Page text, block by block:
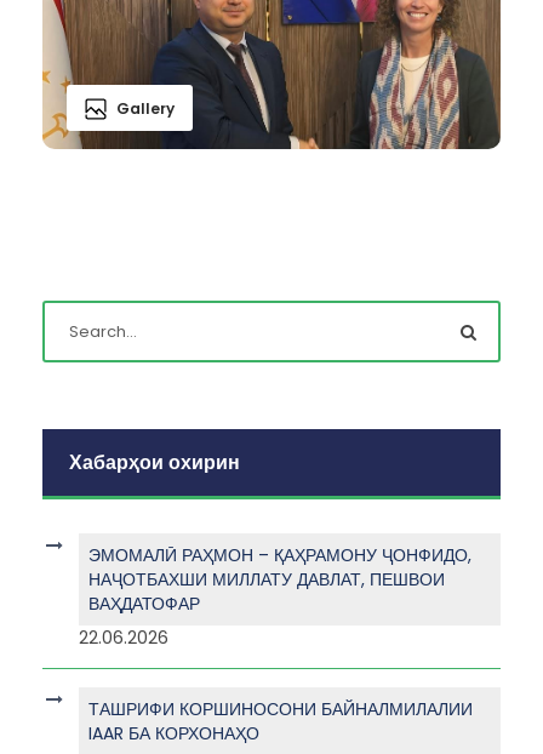
Gallery
Хабарҳои охирин
ЭМОМАЛӢ РАҲМОН – ҚАҲРАМОНУ ҶОНФИДО,
НАҶОТБАХШИ МИЛЛАТУ ДАВЛАТ, ПЕШВОИ
ВАҲДАТОФАР
22.06.2026
ТАШРИФИ КОРШИНОСОНИ БАЙНАЛМИЛАЛИИ
IAAR БА КОРХОНАҲО